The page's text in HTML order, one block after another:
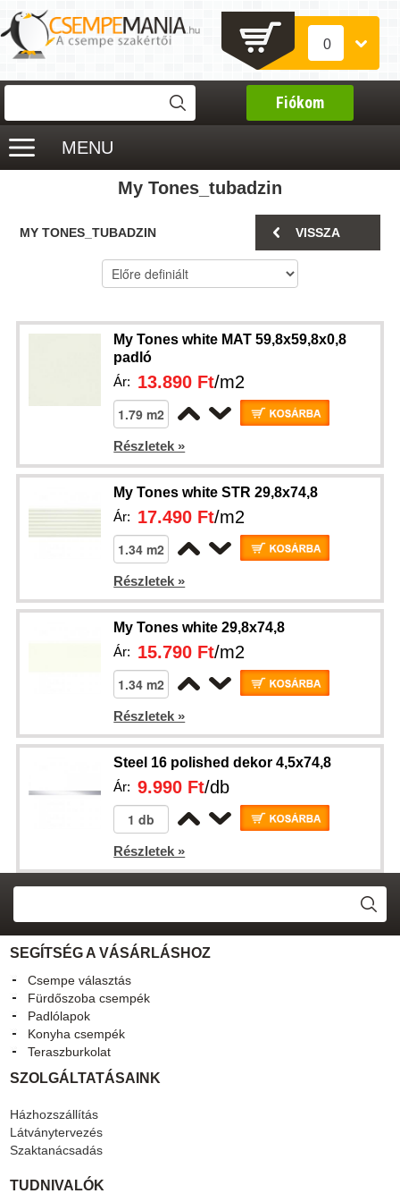
0
Fiókom
MENU
My Tones_tubadzin
MY TONES_TUBADZIN VISSZA
My Tones white MAT 59,8x59,8x0,8
padló
Ár: 13.890 Ft/m2
Részletek »
My Tones white STR 29,8x74,8
Ár: 17.490 Ft/m2
Részletek »
My Tones white 29,8x74,8
Ár: 15.790 Ft/m2
Részletek »
Steel 16 polished dekor 4,5x74,8
Ár:9.990 Ft/db
Részletek »
SEGÍTSÉG A VÁSÁRLÁSHOZ
Csempe választás
Fürdőszoba csempék
Padlólapok
Konyha csempék
Teraszburkolat
SZOLGÁLTATÁSAINK
Házhozszállítás
Látványtervezés
Szaktanácsadás
TUDNIVALÓK